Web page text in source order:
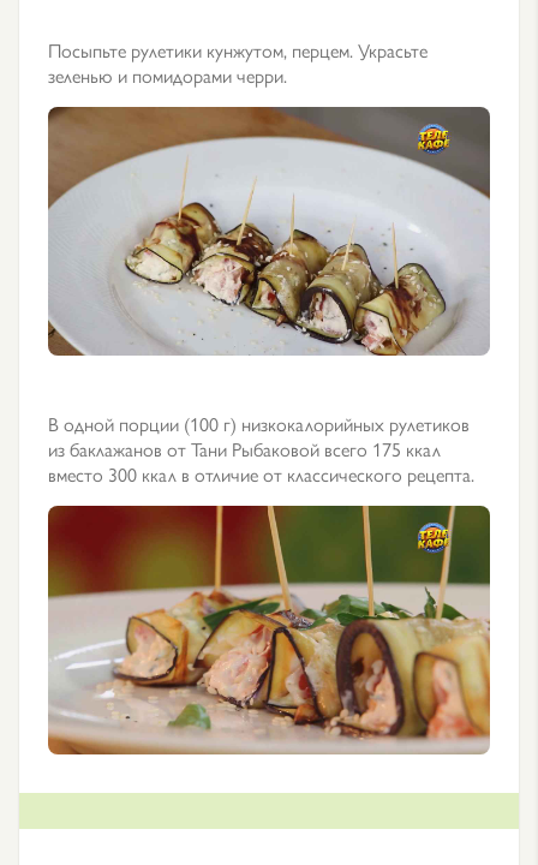
Посыпьте рулетики кунжутом, перцем. Украсьте
зеленью и помидорами черри.
В одной порции (100 г) низкокалорийных рулетиков
из баклажанов от Тани Рыбаковой всего 175 ккал
вместо 300 ккал в отличие от классического рецепта.